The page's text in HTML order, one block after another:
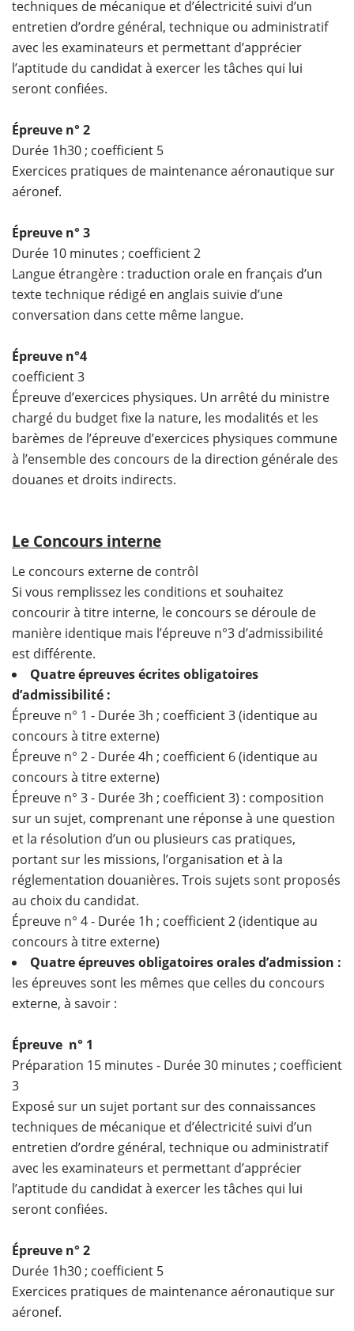
techniques de mécanique et d’électricité suivi d’un
entretien d’ordre général, technique ou administratif
avec les examinateurs et permettant d’apprécier
l’aptitude du candidat à exercer les tâches qui lui
seront confiées.
Épreuve n° 2
Durée 1h30 ; coefficient 5
Exercices pratiques de maintenance aéronautique sur
aéronef.
Épreuve n° 3
Durée 10 minutes ; coefficient 2
Langue étrangère : traduction orale en français d’un
texte technique rédigé en anglais suivie d’une
conversation dans cette même langue.
Épreuve n°4
coefficient 3
Épreuve d’exercices physiques. Un arrêté du ministre
chargé du budget fixe la nature, les modalités et les
barèmes de l’épreuve d’exercices physiques commune
à l’ensemble des concours de la direction générale des
douanes et droits indirects.
Le Concours interne
Le concours externe de contrôl
Si vous remplissez les conditions et souhaitez
concourir à titre interne, le concours se déroule de
manière identique mais l’épreuve n°3 d’admissibilité
est différente.
Quatre épreuves écrites obligatoires
d’admissibilité :
Épreuve n° 1 - Durée 3h ; coefficient 3 (identique au
concours à titre externe)
Épreuve n° 2 - Durée 4h ; coefficient 6 (identique au
concours à titre externe)
Épreuve n° 3 - Durée 3h ; coefficient 3) : composition
sur un sujet, comprenant une réponse à une question
et la résolution d’un ou plusieurs cas pratiques,
portant sur les missions, l’organisation et à la
réglementation douanières. Trois sujets sont proposés
au choix du candidat.
Épreuve n° 4 - Durée 1h ; coefficient 2 (identique au
concours à titre externe)
Quatre épreuves obligatoires orales d’admission :
les épreuves sont les mêmes que celles du concours
externe, à savoir :
Épreuve n° 1
Préparation 15 minutes - Durée 30 minutes ; coefficient
3
Exposé sur un sujet portant sur des connaissances
techniques de mécanique et d’électricité suivi d’un
entretien d’ordre général, technique ou administratif
avec les examinateurs et permettant d’apprécier
l’aptitude du candidat à exercer les tâches qui lui
seront confiées.
Épreuve n° 2
Durée 1h30 ; coefficient 5
Exercices pratiques de maintenance aéronautique sur
aéronef.